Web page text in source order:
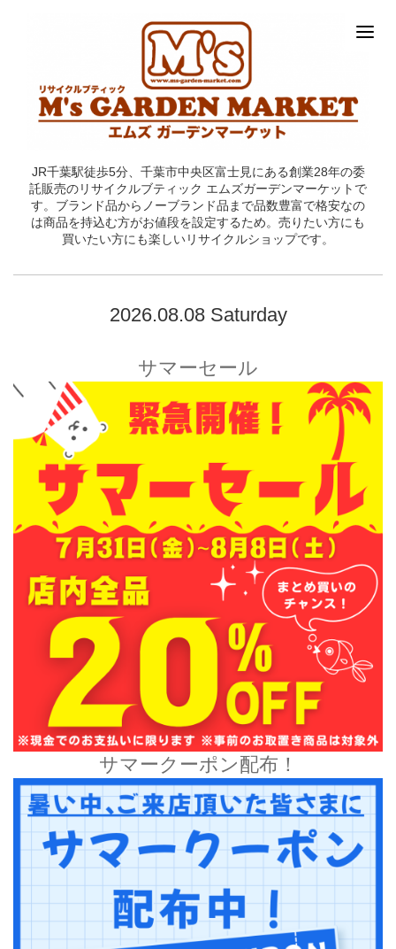
JR千葉駅徒歩5分、千葉市中央区富士見にある創業28年の委
託販売のリサイクルブティック エムズガーデンマーケットで
す。ブランド品からノーブランド品まで品数豊富で格安なの
は商品を持込む方がお値段を設定するため。売りたい方にも
買いたい方にも楽しいリサイクルショップです。
2026.08.08 Saturday
サマーセール
サマークーポン配布！